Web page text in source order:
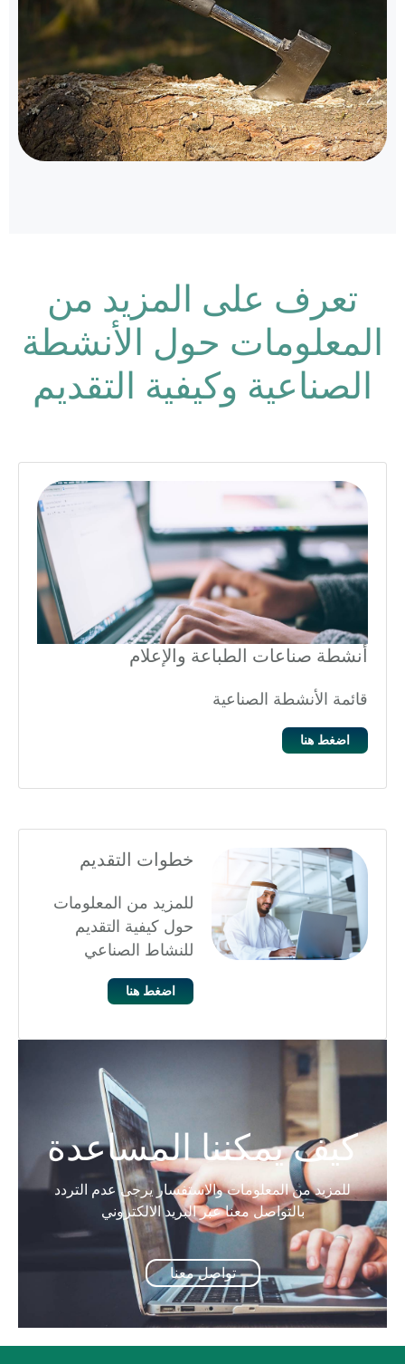
تعرف على المزيد من
المعلومات حول الأنشطة
الصناعية وكيفية التقديم
أنشطة صناعات الطباعة والإعلام
قائمة الأنشطة الصناعية
اضغط هنا
خطوات التقديم
للمزيد من المعلومات
حول كيفية التقديم
للنشاط الصناعي
اضغط هنا
كيف يمكننا المساعدة
للمزيد من المعلومات والاستفسار يرجى عدم التردد
بالتواصل معنا عبر البريد الالكتروني
تواصل معنا